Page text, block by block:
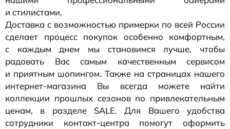
и стилистами.
Доставка с возможностью примерки по всей России
сделает процесс покупок особенно комфортным,
с каждым днем мы становимся лучше, чтобы
радовать Вас самым качественным сервисом
и приятным шопингом. Также на страницах нашего
интернет-магазина Вы всегда можете найти
коллекции прошлых сезонов по привлекательным
ценам, в разделе SALE. Для Вашего удобства
сотрудники контакт-центра помогут оформить